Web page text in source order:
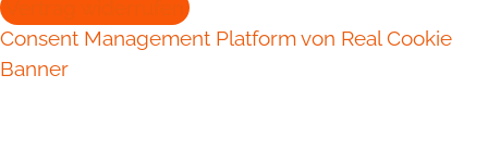
Consent Management Platform von Real Cookie
Banner